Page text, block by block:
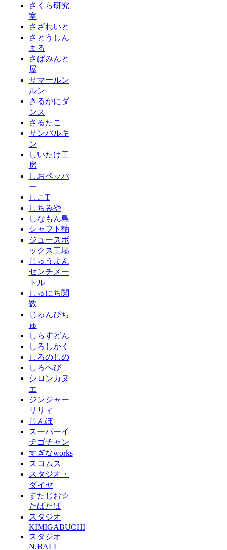
さくら研究
室
さざれいと
さとうしん
まる
さばみんと
屋
サマールン
ルン
さるかにダ
ンス
さるたこ
サンバルキ
ン
しいたけ工
房
しおペッパ
ー
しこT
しちみや
しなもん島
シャフト軸
ジュースボ
ックス工場
じゅうよん
センチメー
トル
しゅにち関
数
じゅんぴち
ゅ
しらすどん
しろしかく
しろのしの
しろへび
シロンカヌ
エ
ジンジャー
リリィ
じんぽ
スーパーイ
チゴチャン
すぎなworks
スコムス
スタジオ・
ダイヤ
すたじお☆
たぱたぱ
スタジオ
KIMIGABUCHI
スタジオ
N.BALL